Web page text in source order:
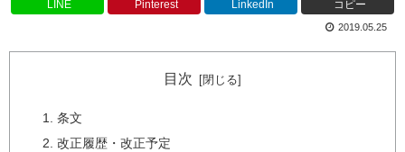
LINE Pinterest LinkedIn コピー
2019.05.25
目次
条文
改正履歴・改正予定